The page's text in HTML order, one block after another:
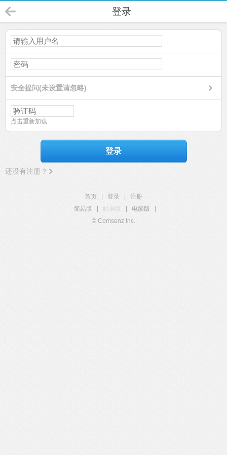
登录
安全提问(未设置请忽略)
点击重新加载
登录
还没有注册？
首页 登录
注册
简易版
触屏版 电脑版
© Comsenz Inc.